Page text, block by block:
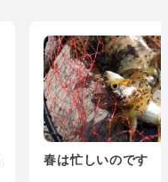
春は忙しいのです